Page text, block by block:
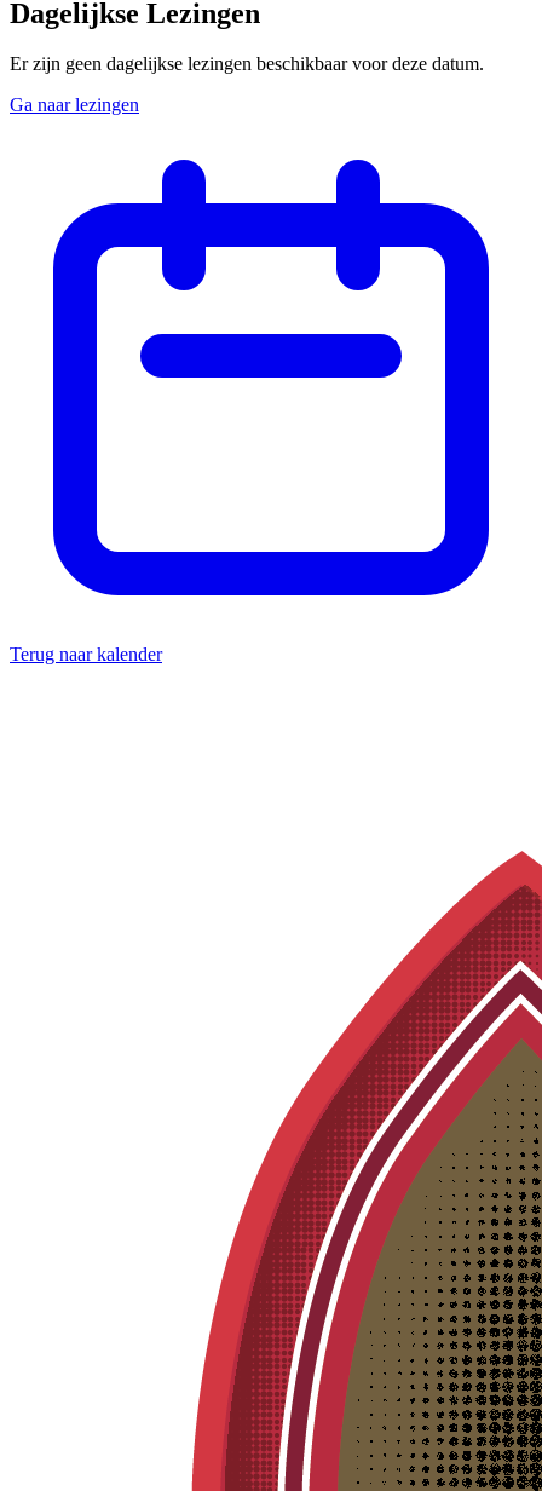
Dagelijkse Lezingen
Er zijn geen dagelijkse lezingen beschikbaar voor deze datum.
Ga naar lezingen
Terug naar kalender